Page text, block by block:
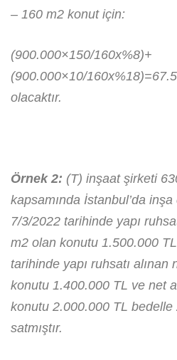
– 160 m2 konut için:
(900.000×150/160x%8)+
(900.000×10/
olacaktır.
Örnek 2: (T) inşaat şirketi
kapsamında İstanbul’da
7/3/2022 tarihinde yapı
m2 olan konutu 1.500.000
tarihinde yapı ruhsatı alınan
konutu 1.400.000 TL ve net
konutu 2.000.000 TL
satmıştır.